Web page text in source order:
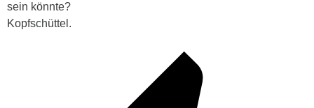
sein könnte?
Kopfschüttel.